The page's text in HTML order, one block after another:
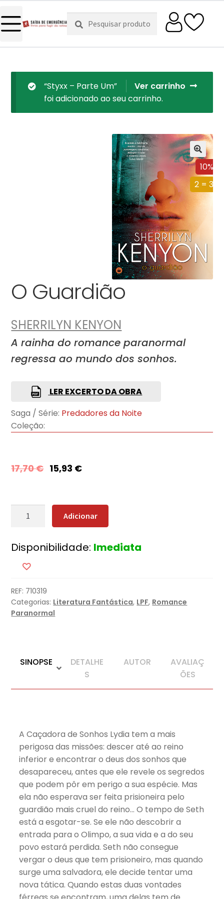
Pesquisar
por:
Pesquisa
Ver carrinho
“Styxx – Parte Um”
foi adicionado ao seu carrinho.
10%
2 = 3
O Guardião
SHERRILYN KENYON
A rainha do romance paranormal
regressa ao mundo dos sonhos.
LER EXCERTO DA OBRA
Saga / Série: Predadores da Noite
Coleção:
17,70€ 15,93 €
Quantidade
Guardião
Adicionar
Disponibilidade: Imediata
REF: 710319
Categorias: Literatura Fantástica, LPF, Romance
Paranormal
SINOPSE
DETALHE
S
AUTOR
AVALIAÇ
ÕES
A Caçadora de Sonhos Lydia tem a mais
perigosa das missões: descer até ao reino
inferior e encontrar o deus dos sonhos que
desapareceu, antes que ele revele os segredos
que podem pôr em perigo a sua espécie. Mas
ela não esperava ser feita prisioneira pelo
guardião mais cruel do reino… O tempo de Seth
está a esgotar-se. Se ele não descobrir a
entrada para o Olimpo, a sua vida e a do seu
povo estará perdida. Seth não consegue
vergar o deus que tem prisioneiro, mas quando
surge uma salvadora, ele decide tentar uma
nova tática. Quando estas duas vontades